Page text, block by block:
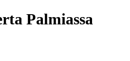
Palmiassa